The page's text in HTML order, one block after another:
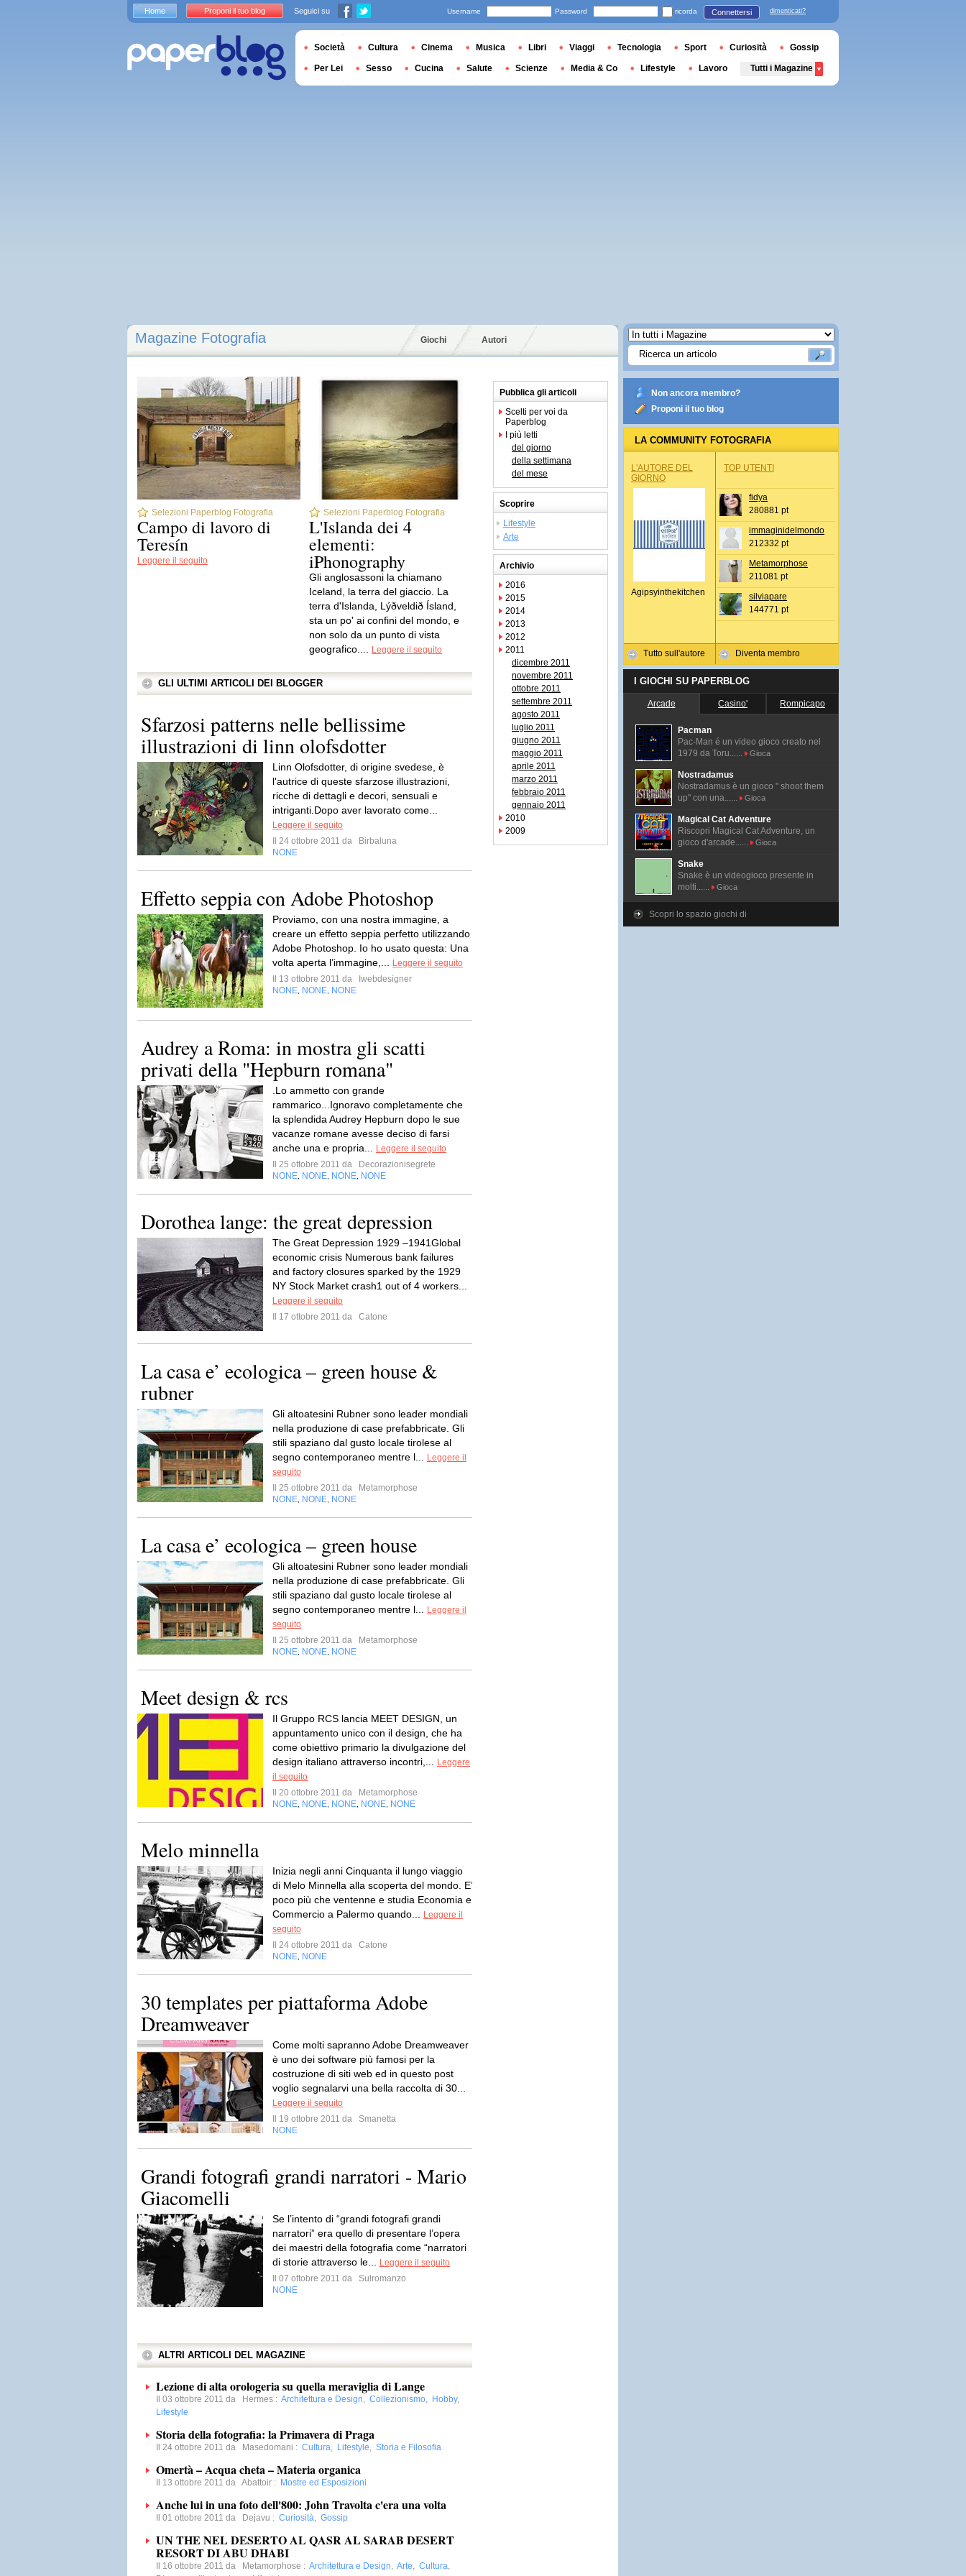
Magazine Fotografia Giochi Autori
Selezioni Paperblog Fotografia
Campo di lavoro di
Teresín
Leggere il seguito
Selezioni Paperblog Fotografia
L'Islanda dei 4
elementi:
iPhonography
Gli anglosassoni la chiamano
Iceland, la terra del giaccio. La
terra d'Islanda, Lýðveldið Ísland,
sta un po' ai confini del mondo, e
non solo da un punto di vista
geografico....
Leggere il seguito
GLI ULTIMI ARTICOLI DEI BLOGGER
Sfarzosi patterns nelle bellissime
illustrazioni di linn olofsdotter
Linn Olofsdotter, di origine svedese, è
l'autrice di queste sfarzose illustrazioni,
ricche di dettagli e decori, sensuali e
intriganti.Dopo aver lavorato come...
Leggere il seguito
Il 24 ottobre 2011 da
Birbaluna
NONE
Effetto seppia con Adobe Photoshop
Proviamo, con una nostra immagine, a
creare un effetto seppia perfetto utilizzando
Adobe Photoshop. Io ho usato questa: Una
volta aperta l’immagine,...
Leggere il seguito
Il 13 ottobre 2011 da
Iwebdesigner
NONE NONE NONE
Audrey a Roma: in mostra gli scatti
privati della "Hepburn romana"
.Lo ammetto con grande
rammarico...Ignoravo completamente che
la splendida Audrey Hepburn dopo le sue
vacanze romane avesse deciso di farsi
anche una e propria...
Leggere il seguito
Il 25 ottobre 2011 da
Decorazionisegrete
NONE NONE NONE NONE
Dorothea lange: the great depression
The Great Depression 1929 –1941Global
economic crisis Numerous bank failures
and factory closures sparked by the 1929
NY Stock Market crash1 out of 4 workers...
Leggere il seguito
Il 17 ottobre 2011 da
Catone
La casa e’ ecologica – green house &
rubner
Gli altoatesini Rubner sono leader mondiali
nella produzione di case prefabbricate. Gli
stili spaziano dal gusto locale tirolese al
segno contemporaneo mentre l...
Leggere il
seguito
Il 25 ottobre 2011 da
Metamorphose
NONE NONE NONE
La casa e’ ecologica – green house
Gli altoatesini Rubner sono leader mondiali
nella produzione di case prefabbricate. Gli
stili spaziano dal gusto locale tirolese al
segno contemporaneo mentre l...
Leggere il
seguito
Il 25 ottobre 2011 da
Metamorphose
NONE NONE NONE
Meet design & rcs
Il Gruppo RCS lancia MEET DESIGN, un
appuntamento unico con il design, che ha
come obiettivo primario la divulgazione del
design italiano attraverso incontri,...
Leggere
il seguito
Il 20 ottobre 2011 da
Metamorphose
NONE NONE NONE NONE NONE
Melo minnella
Inizia negli anni Cinquanta il lungo viaggio
di Melo Minnella alla scoperta del mondo. E’
poco più che ventenne e studia Economia e
Commercio a Palermo quando...
Leggere il
seguito
Il 24 ottobre 2011 da
Catone
NONE NONE
30 templates per piattaforma Adobe
Dreamweaver
Come molti sapranno Adobe Dreamweaver
è uno dei software più famosi per la
costruzione di siti web ed in questo post
voglio segnalarvi una bella raccolta di 30...
Leggere il seguito
Il 19 ottobre 2011 da
Smanetta
NONE
Grandi fotografi grandi narratori - Mario
Giacomelli
Se l’intento di “grandi fotografi grandi
narratori” era quello di presentare l’opera
dei maestri della fotografia come “narratori
di storie attraverso le...
Leggere il seguito
Il 07 ottobre 2011 da
Sulromanzo
NONE
ALTRI ARTICOLI DEL MAGAZINE
Lezione di alta orologeria su quella meraviglia di Lange
Il 03 ottobre 2011 da Hermes : Architettura e Design, Collezionismo, Hobby,
Lifestyle
Storia della fotografia: la Primavera di Praga
Il 24 ottobre 2011 da Masedomani : Cultura, Lifestyle, Storia e Filosofia
Omertà – Acqua cheta – Materia organica
Il 13 ottobre 2011 da Abattoir : Mostre ed Esposizioni
Anche lui in una foto dell'800: John Travolta c'era una volta
Il 01 ottobre 2011 da Dejavu : Curiosità, Gossip
UN THE NEL DESERTO AL QASR AL SARAB DESERT
RESORT DI ABU DHABI
Il 16 ottobre 2011 da Metamorphose : Architettura e Design, Arte, Cultura,
Pubblica gli articoli
Scelti per voi da
Paperblog
I più letti
del giorno
della settimana
del mese
Scoprire
Lifestyle
Arte
Archivio
2016
2015
2014
2013
2012
2011
dicembre 2011
novembre 2011
ottobre 2011
settembre 2011
agosto 2011
luglio 2011
giugno 2011
maggio 2011
aprile 2011
marzo 2011
febbraio 2011
gennaio 2011
2010
2009
Non ancora membro?
Proponi il tuo blog
LA COMMUNITY FOTOGRAFIA
L'AUTORE DEL
GIORNO
Agipsyinthekitchen
Tutto sull'autore
TOP UTENTI
fidya
280881 pt
immaginidelmondo
212332 pt
Metamorphose
211081 pt
silviapare
144771 pt
Diventa membro
I GIOCHI SU PAPERBLOG
Arcade Casino' Rompicapo
Pacman
Pac-Man é un video gioco creato nel
1979 da Toru......
Gioca
Nostradamus
Nostradamus è un gioco " shoot them
up" con una......
Gioca
Magical Cat Adventure
Riscopri Magical Cat Adventure, un
gioco d'arcade......
Gioca
Snake
Snake è un videogioco presente in
molti......
Gioca
Scopri lo spazio giochi di
Home Proponi il tuo blog Seguici su Username Password ricorda Connettersi dimenticati?
Società Cultura Cinema Musica Libri Viaggi Tecnologia Sport Curiosità Gossip
Per Lei Sesso Cucina Salute Scienze Media & Co Lifestyle Lavoro Tutti i Magazine